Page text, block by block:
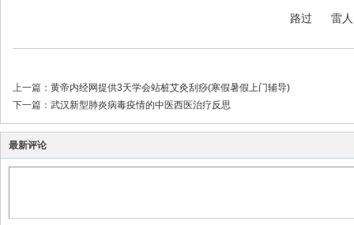
路过 雷人
上一篇： 黄帝内经网提供3天学会站桩艾灸刮痧(寒假暑假上门辅导)
下一篇： 武汉新型肺炎病毒疫情的中医西医治疗反思
最新评论